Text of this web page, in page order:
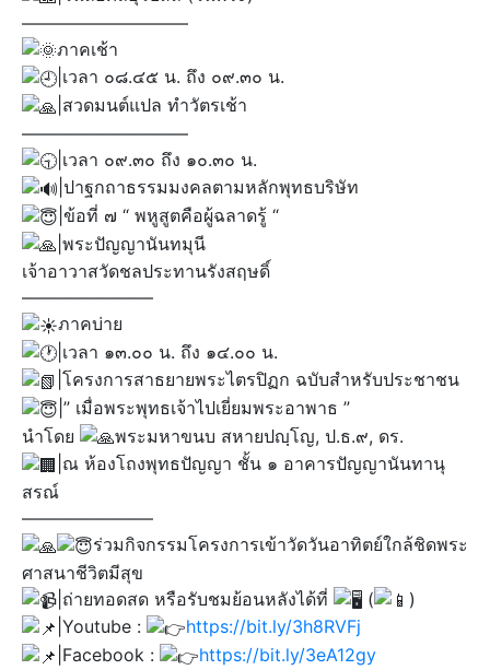
—————————–
ภาคเช้า
|เวลา ๐๘.๔๕ น. ถึง ๐๙.๓๐ น.
|สวดมนต์แปล ทำวัตรเช้า
—————————–
|เวลา ๐๙.๓๐ ถึง ๑๐.๓๐ น.
|ปาฐกถาธรรมมงคลตามหลักพุทธบริษัท
|ข้อที่ ๗ “ พหูสูตคือผู้ฉลาดรู้ “
|พระปัญญานันทมุนี
เจ้าอาวาสวัดชลประทานรังสฤษดิ์
———————–
ภาคบ่าย
|เวลา ๑๓.๐๐ น. ถึง ๑๔.๐๐ น.
|โครงการสาธยายพระไตรปิฏก ฉบับสำหรับประชาชน
|” เมื่อพระพุทธเจ้าไปเยี่ยมพระอาพาธ ”
นำโดย
พระมหาขนบ สหายปญฺโญ, ป.ธ.๙, ดร.
|ณ ห้องโถงพุทธปัญญา ชั้น ๑ อาคารปัญญานันทานุ
สรณ์
———————–
ร่วมกิจกรรมโครงการเข้าวัดวันอาทิตย์ใกล้ชิดพระ
ศาสนาชีวิตมีสุข
|ถ่ายทอดสด หรือรับชมย้อนหลังได้ที่
(
)​
|Youtube :
https://bit.ly/3h8RVFj
|Facebook :
https://bit.ly/3eA12gy